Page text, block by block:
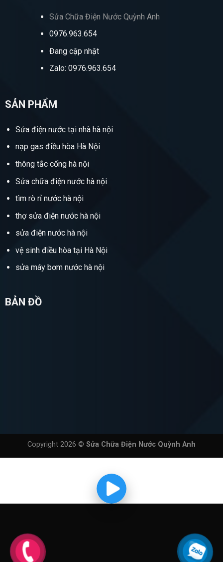
Sửa Chữa Điện Nước Quỳnh Anh
0976.963.654
Đang cập nhật
Zalo: 0976.963.654
SẢN PHẨM
Sửa điện nước tại nhà hà nội
nạp gas điều hòa Hà Nội
thông tắc cống hà nội
Sửa chữa điện nước hà nội
tìm rò rỉ nước hà nội
thợ sửa điện nước hà nội
sửa điện nước hà nội
vệ sinh điều hòa tại Hà Nội
sửa máy bơm nước hà nội
BẢN ĐỒ
Copyright 2026 © Sửa Chữa Điện Nước Quỳnh Anh